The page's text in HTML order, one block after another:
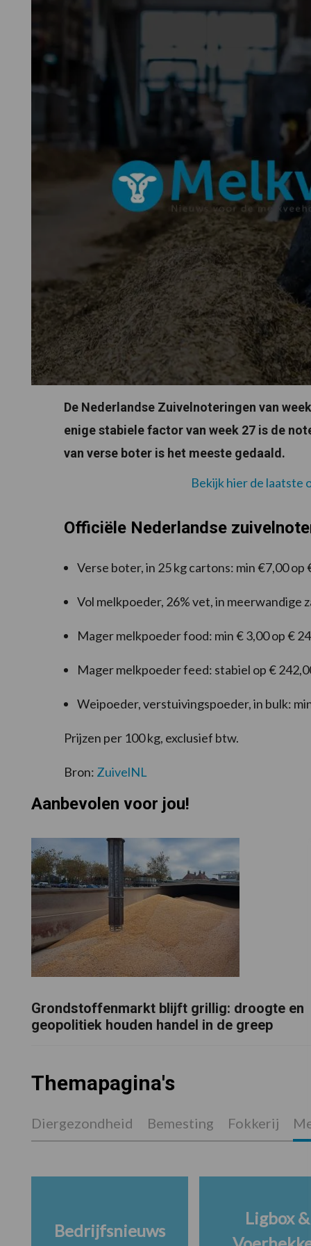
De Nederlandse Zuivelnoteringen van
enige stabiele factor van week 27 is de
van verse boter is het meeste gedaald.
Bekijk hier de laatste
Officiële Nederlandse
Verse boter, in 25 kg cartons: min €7,00 op
Vol melkpoeder, 26% vet, in meerwandige
Mager melkpoeder food: min € 3,00 op €
Mager melkpoeder feed: stabiel op €
Weipoeder, verstuivingspoeder, in bulk:
Prijzen per 100 kg, exclusief btw.
Bron: ZuivelNL
Aanbevolen voor jou!
Grondstoffenmarkt blijft grillig: droogte en
geopolitiek houden handel in de greep
Themapagina's
Diergezondheid Bemesting Fokkerij
Bedrijfsnieuws
Ligbox &